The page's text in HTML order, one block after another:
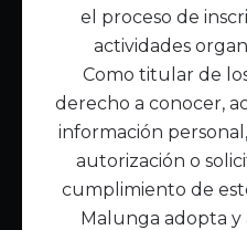
Enlaces de interés
Publicaciones
Noticias
Contáctanos
Política de Tratamiento
el proceso de
actividades
Como titular de
derecho a conocer,
información
autorización o
cumplimiento de
Malunga adopta y